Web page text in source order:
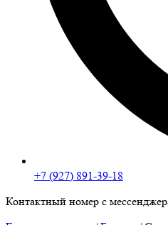
+7 (927) 891-39-18
Контактный номер с